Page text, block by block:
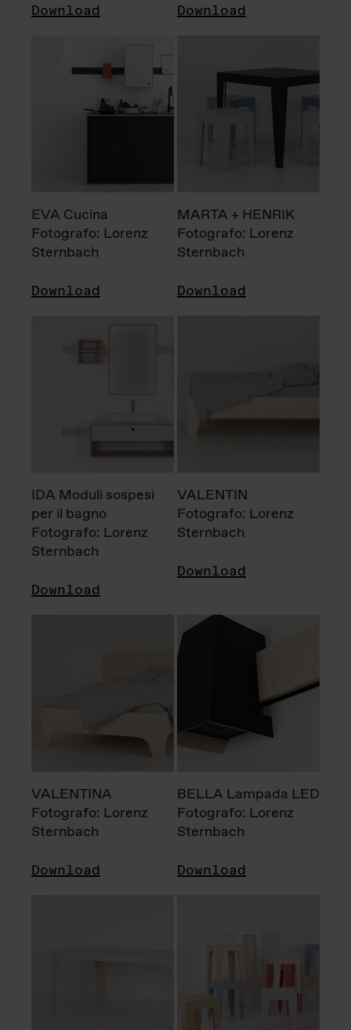
Download Download
EVA Cucina
Fotografo: Lorenz
Sternbach
Download
MARTA + HENRIK
Fotografo: Lorenz
Sternbach
Download
IDA Moduli sospesi
per il bagno
Fotografo: Lorenz
Sternbach
Download
VALENTIN
Fotografo: Lorenz
Sternbach
Download
VALENTINA
Fotografo: Lorenz
Sternbach
Download
BELLA Lampada LED
Fotografo: Lorenz
Sternbach
Download